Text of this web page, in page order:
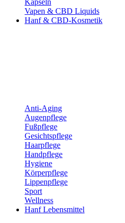
Vapen & CBD Liquids
Hanf & CBD-Kosmetik
Anti-Aging
Augenpflege
Fußpflege
Gesichtspflege
Haarpflege
Handpflege
Hygiene
Körperpflege
Lippenpflege
Sport
Wellness
Hanf Lebensmittel